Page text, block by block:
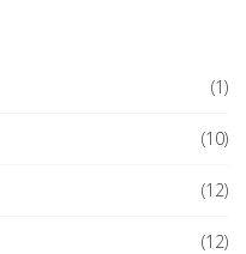
(1)
(10)
(12)
(12)